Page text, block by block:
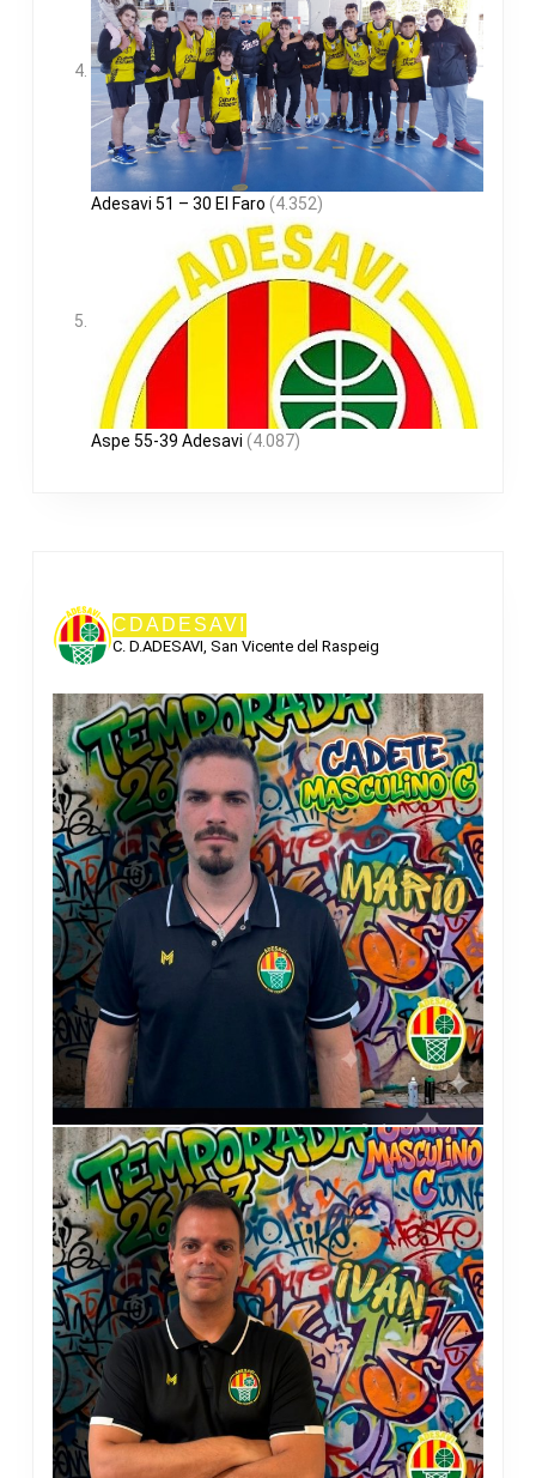
Adesavi 51 – 30 El Faro (4.352)
Aspe 55-39 Adesavi (4.087)
CDADESAVI
C. D.ADESAVI, San Vicente del Raspeig